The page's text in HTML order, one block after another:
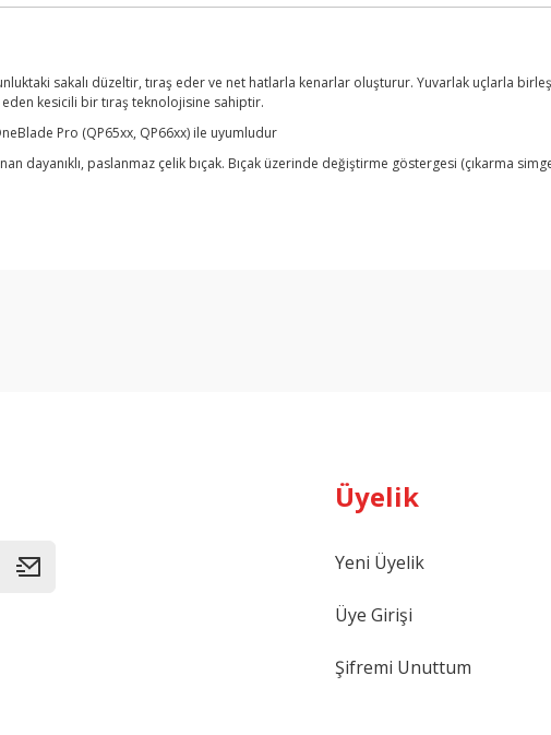
sakalı düzeltir, tıraş eder ve net hatlarla kenarlar oluşturur. Yuvarlak uçlarla
eden kesicili bir tıraş teknolojisine sahiptir.
Pro (QP65xx, QP66xx) ile uyumludur
dayanıklı, paslanmaz çelik bıçak. Bıçak üzerinde değiştirme göstergesi (çıkarma
Üyelik
Yeni Üyelik
Üye Girişi
Şifremi Unuttum